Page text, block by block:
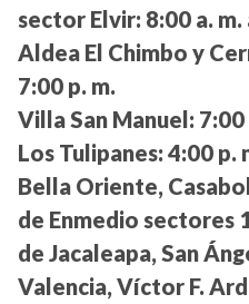
sector Elvir: 8:00 a. m.
Aldea El Chimbo y
7:00 p. m.
Villa San Manuel: 7:00
Los Tulipanes: 4:00 p.
Bella Oriente,
de Enmedio sectores
de Jacaleapa, San
Valencia, Víctor F.